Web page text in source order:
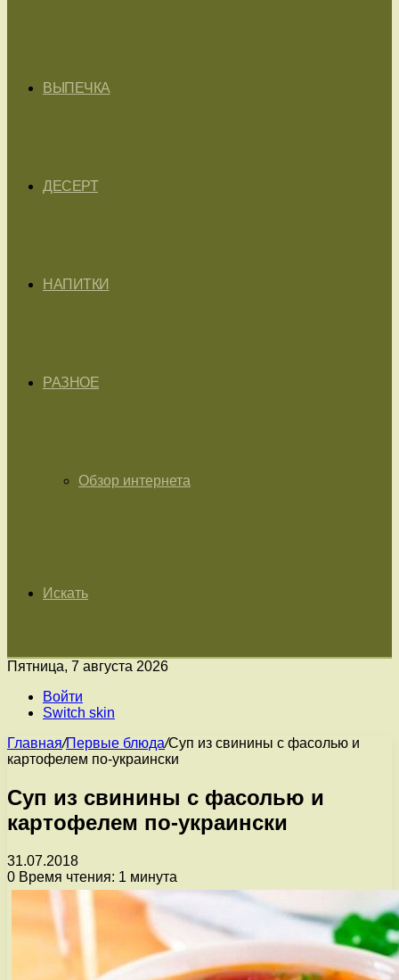
ВЫПЕЧКА
ДЕСЕРТ
НАПИТКИ
РАЗНОЕ
Обзор интернета
Искать
Пятница, 7 августа 2026
Войти
Switch skin
Главная/Первые блюда/Суп из свинины с фасолью и
картофелем по-украински
Суп из свинины с фасолью и
картофелем по-украински
31.07.2018
0 Время чтения: 1 минута